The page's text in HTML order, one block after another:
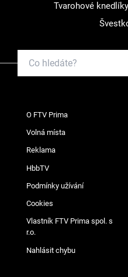
Tvarohové knedlíky
O FTV Prima
Volná místa
Reklama
HbbTV
Podmínky užívání
Cookies
Vlastník FTV Prima spol. s
r.o.
Nahlásit chybu